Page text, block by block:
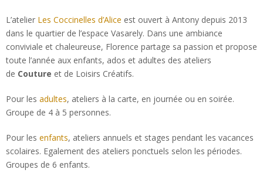
L’atelier Les Coccinelles d’Alice est ouvert à Antony depuis 2013
dans le quartier de l’espace Vasarely. Dans une ambiance
conviviale et chaleureuse, Florence partage sa passion et propose
toute l’année aux enfants, ados et adultes des ateliers
de Couture et de Loisirs Créatifs.
Pour les adultes, ateliers à la carte, en journée ou en soirée.
Groupe de 4 à 5 personnes.
Pour les enfants, ateliers annuels et stages pendant les vacances
scolaires. Egalement des ateliers ponctuels selon les périodes.
Groupes de 6 enfants.